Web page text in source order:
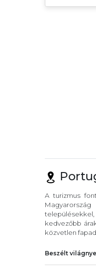
A turizmus
kedvezőbb
közvetlen
Beszélt